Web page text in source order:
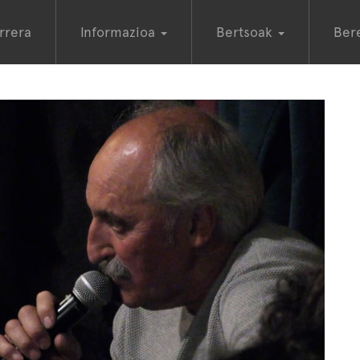
Informazioa Bertsoak